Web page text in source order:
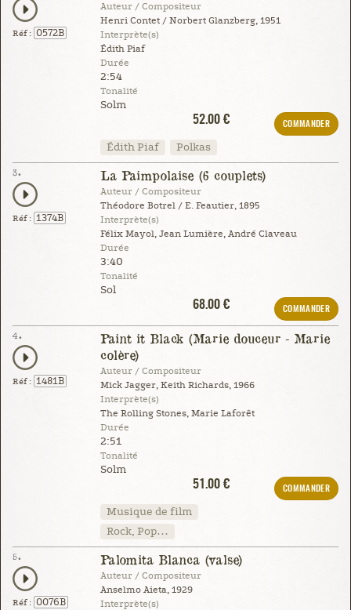
Réf : 0572B
Auteur / Compositeur
Henri Contet / Norbert Glanzberg, 1951
Interprète(s)
Édith Piaf
Durée
2:54
Tonalité
Solm
52.00 €
COMMANDER
Édith Piaf Polkas
3.
Réf : 1374B
La Paimpolaise (6 couplets)
Auteur / Compositeur
Théodore Botrel / E. Feautier, 1895
Interprète(s)
Félix Mayol, Jean Lumière, André Claveau
Durée
3:40
Tonalité
Sol
68.00 €
COMMANDER
4.
Réf : 1481B
Paint it Black (Marie douceur - Marie
colère)
Auteur / Compositeur
Mick Jagger, Keith Richards, 1966
Interprète(s)
The Rolling Stones, Marie Laforêt
Durée
2:51
Tonalité
Solm
51.00 €
COMMANDER
Musique de film
Rock, Pop…
5.
Réf : 0076B
Palomita Blanca (valse)
Auteur / Compositeur
Anselmo Aieta, 1929
Interprète(s)